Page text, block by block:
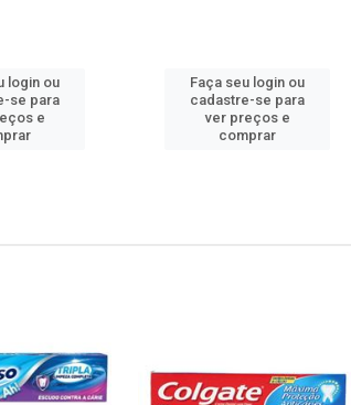
login ou
se para
e
Faça seu login ou
cadastre-se para
ver preços e
comprar